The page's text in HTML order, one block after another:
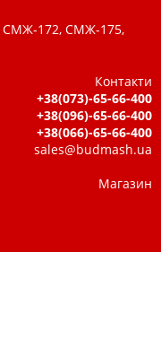
СМЖ-172, СМЖ-175,
Контакти
+38(073)-65-66-400
+38(096)-65-66-400
+38(066)-65-66-400
sales@budmash.ua
Магазин